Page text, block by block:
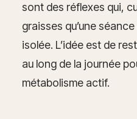
sont des réflexes qui,
graisses qu’une
isolée. L’idée est de
au long de la journée
métabolisme actif.